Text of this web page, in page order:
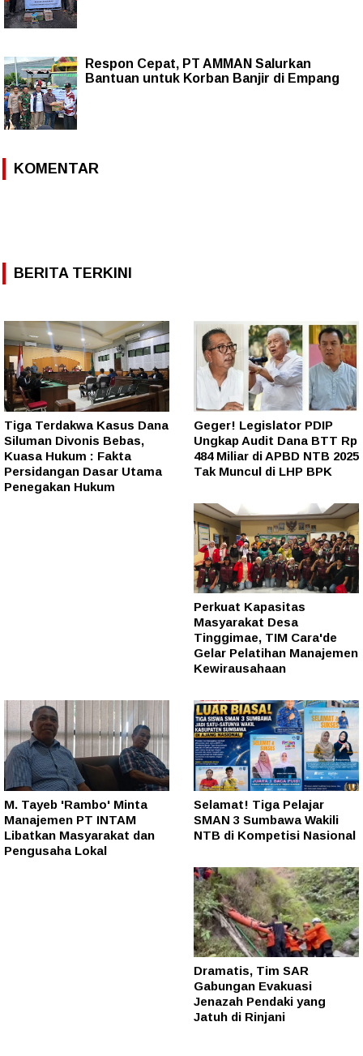
Respon Cepat, PT AMMAN Salurkan
Bantuan untuk Korban Banjir di Empang
KOMENTAR
BERITA TERKINI
Tiga Terdakwa Kasus Dana
Siluman Divonis Bebas,
Kuasa Hukum : Fakta
Persidangan Dasar Utama
Penegakan Hukum
Geger! Legislator PDIP
Ungkap Audit Dana BTT Rp
484 Miliar di APBD NTB 2025
Tak Muncul di LHP BPK
Perkuat Kapasitas
Masyarakat Desa
Tinggimae, TIM Cara'de
Gelar Pelatihan Manajemen
Kewirausahaan
M. Tayeb 'Rambo' Minta
Manajemen PT INTAM
Libatkan Masyarakat dan
Pengusaha Lokal
Selamat! Tiga Pelajar
SMAN 3 Sumbawa Wakili
NTB di Kompetisi Nasional
Dramatis, Tim SAR
Gabungan Evakuasi
Jenazah Pendaki yang
Jatuh di Rinjani